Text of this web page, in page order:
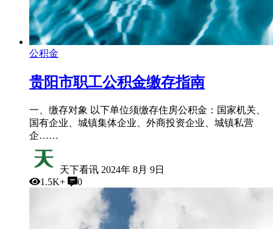
公积金
贵阳市职工公积金缴存指南
一、缴存对象 以下单位须缴存住房公积金：国家机关、
国有企业、城镇集体企业、外商投资企业、城镇私营
企……
天下看讯 2024年 8月 9日
1.5K+
0